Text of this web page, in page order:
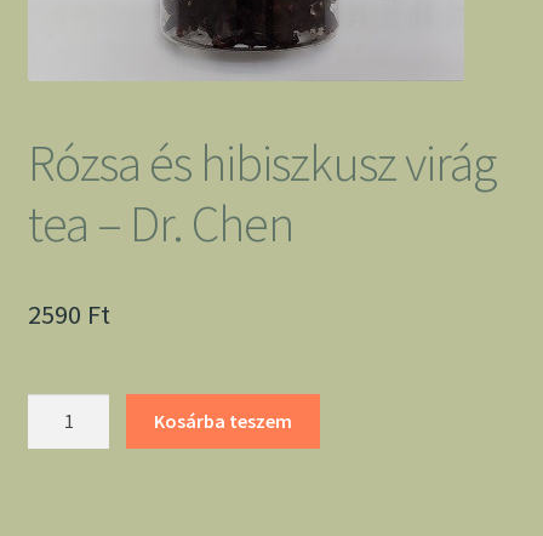
Rózsa és hibiszkusz virág
tea – Dr. Chen
2590 Ft
Kosárba teszem